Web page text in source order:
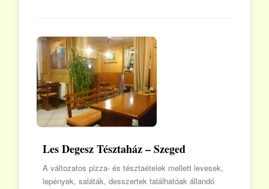
Les Degesz Tésztaház – Szeged
A változatos pizza- és tésztaételek mellett levesek,
lepények, saláták, desszertek találhatóak állandó